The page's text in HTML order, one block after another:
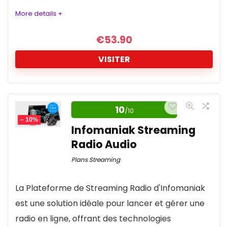
More details +
€53.90
VISITER
Infomaniak Streaming Vidéo :
Excellence en Diffusion en Direct
La solution de streaming vidéo d'Infomaniak est
une plateforme complète et performante,
idéale pour les professionnels cherchant à
qualité et une fiabilité exceptionnelles.
Qualité de diffusion
– 10%
10/10
Infomaniak Streaming
Radio Audio
Plans Streaming
La Plateforme de Streaming Radio d'Infomaniak
est une solution idéale pour lancer et gérer une
radio en ligne, offrant des technologies